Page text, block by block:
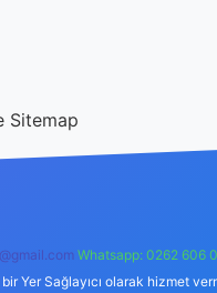
Sitemap
Whatsapp: 0262 606
Yer Sağlayıcı olarak hizmet